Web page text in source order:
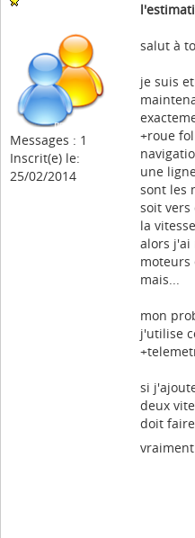
Messages : 1
Inscrit(e) le:
25/02/2014
salut à
je suis
+roue
une
sont les
soit
la
alors j'ai
moteurs
mais...
mon
j'utilise
si
deux
doit faire